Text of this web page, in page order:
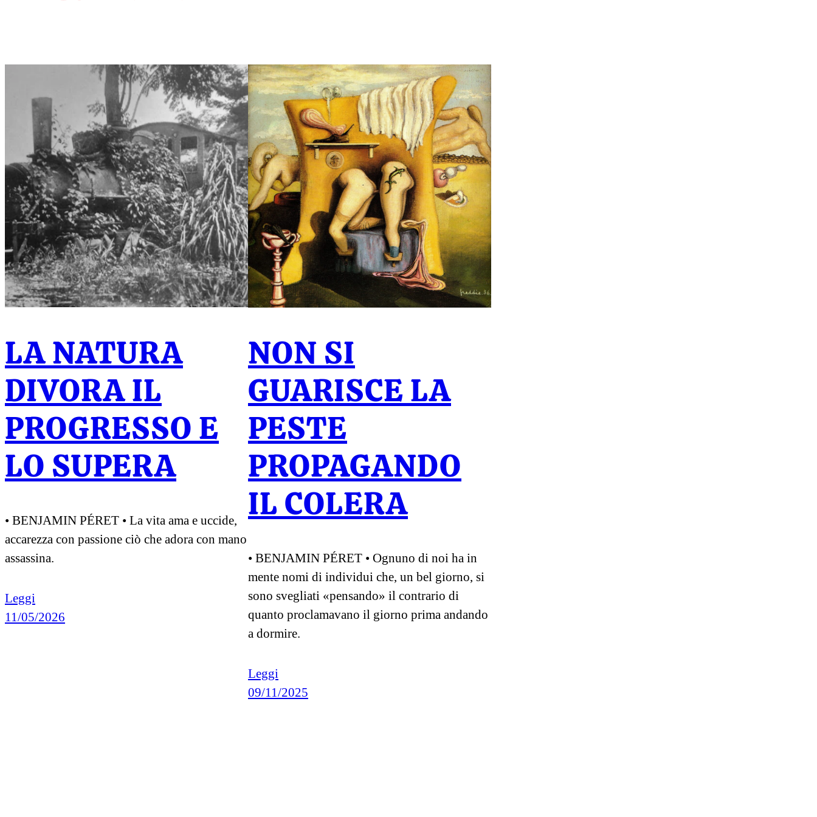
LA NATURA
DIVORA IL
PROGRESSO E
LO SUPERA
• BENJAMIN PÉRET • La vita ama e uccide,
accarezza con passione ciò che adora con mano
assassina.
Leggi
11/05/2026
NON SI
GUARISCE LA
PESTE
PROPAGANDO
IL COLERA
• BENJAMIN PÉRET • Ognuno di noi ha in
mente nomi di individui che, un bel giorno, si
sono svegliati «pensando» il contrario di
quanto proclamavano il giorno prima andando
a dormire.
Leggi
09/11/2025